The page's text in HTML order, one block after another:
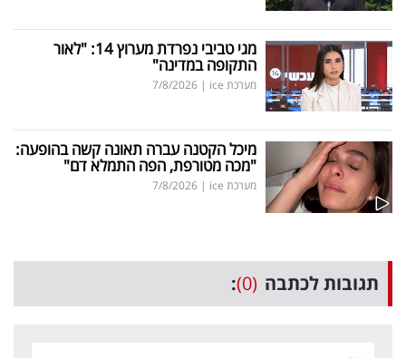
מגי טביבי נפרדת מערוץ 14: "לאור
התקופה במדינה"
מערכת ice |
7/8/2026
מיכל הקטנה עברה תאונה קשה בהופעה:
"מכה מטורפת, הפה התמלא דם"
מערכת ice |
7/8/2026
תגובות לכתבה (0)
: